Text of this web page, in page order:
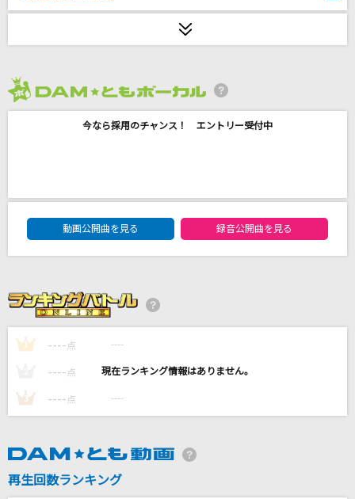
[生音]ROCKET DIVE
俺よ届け
大漠波新
純恋歌
CLOUDY HEART(GIGS at BUDOKAN BEAT EM
[生音]傘
今なら採用のチャンス！ エントリー受付中
DAM★ともボーカルエントリーランキング
動画公開曲を見る
録音公開曲を見る
1 ---- 点 ----
---- 点 ----
3 ---- 点 ----
再生回数ランキング